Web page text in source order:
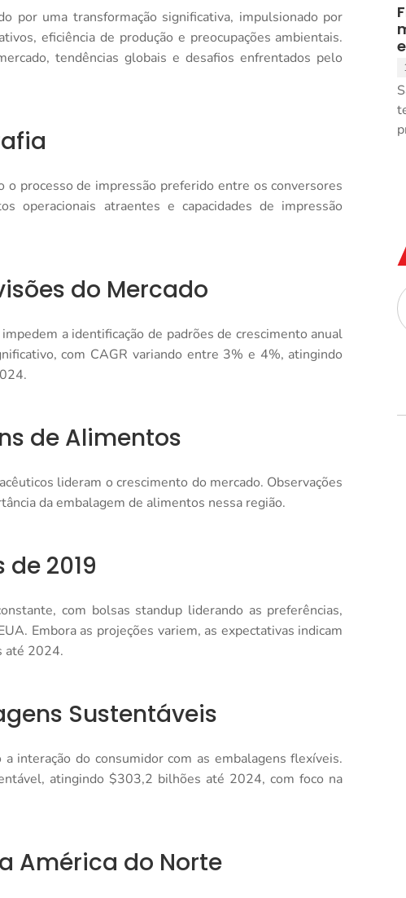
por uma transformação significativa, impulsionado por
eficiência de produção e preocupações ambientais.
tendências globais e desafios enfrentados pelo
processo de impressão preferido entre os conversores
operacionais atraentes e capacidades de impressão
do Mercado
a identificação de padrões de crescimento anual
com CAGR variando entre 3% e 4%, atingindo
de Alimentos
lideram o crescimento do mercado. Observações
da embalagem de alimentos nessa região.
2019
com bolsas standup liderando as preferências,
Embora as projeções variem, as expectativas indicam
até 2024.
Sustentáveis
interação do consumidor com as embalagens flexíveis.
atingindo $303,2 bilhões até 2024, com foco na
América do Norte